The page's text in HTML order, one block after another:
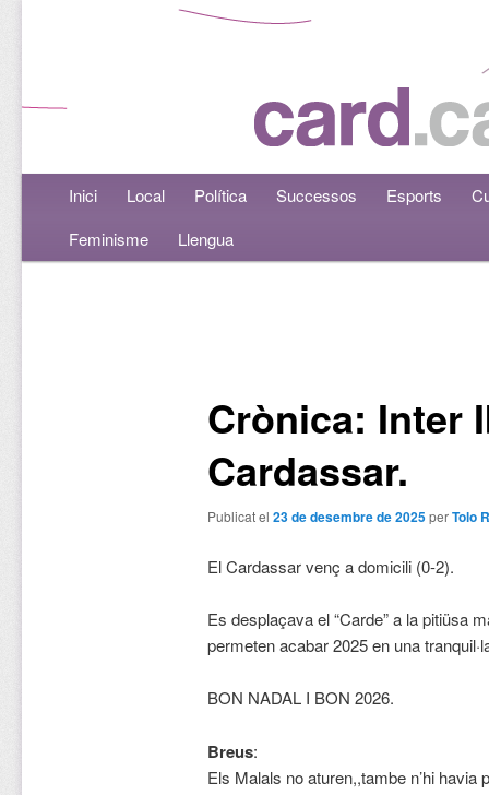
Menú principalAneu al contingut principal
Aneu al contingut secundari
Inici Local Política Successos Esports
Feminisme
Llengua
Crònica: Inter
Cardassar.
Publicat el 23 de desembre de 2025perTolo
El Cardassar venç a domicili (0-2).
Es desplaçava el “Carde” a la pitiüsa
permeten acabar 2025 en una
BON NADAL I BON 2026.
Breus:
Els Malals no aturen,,tambe n’hi havia